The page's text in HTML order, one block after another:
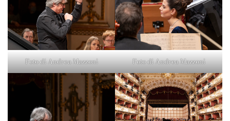
Foto di Andrea Mazzoni Foto di Andrea Mazzoni